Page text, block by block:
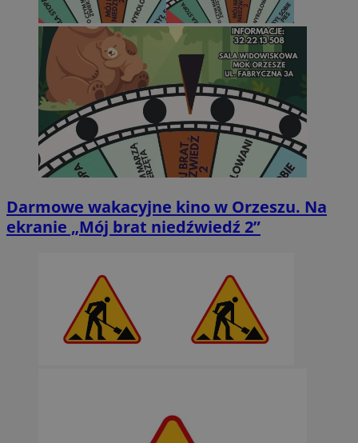
Darmowe wakacyjne kino w Orzeszu. Na
ekranie „Mój brat niedźwiedź 2”